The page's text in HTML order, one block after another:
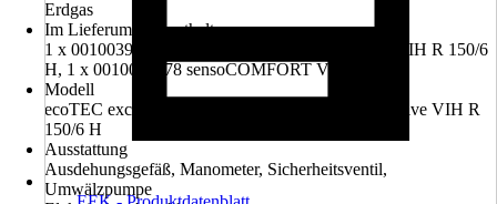
Erdgas
Im Lieferumfang enthalten
1 x 0010039093 VC 20 CS/1-7, 1 x 0010015929 VIH R 150/6
H, 1 x 0010045478 sensoCOMFORT VRC 720/3
Modell
ecoTEC exclusive VC 20 CS/1-7, uniSTOR exclusive VIH R
150/6 H
Ausstattung
Ausdehungsgefäß, Manometer, Sicherheitsventil,
Umwälzpumpe